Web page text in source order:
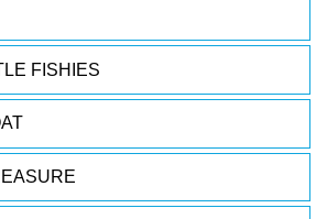
FISHIES